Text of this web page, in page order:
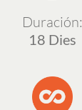
Duración:
18 Dies